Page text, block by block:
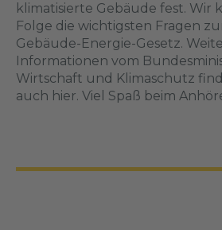
klimatisierte Gebäude fest. Wir
Folge die wichtigsten Fragen
Gebäude-Energie-Gesetz.
Informationen vom
Wirtschaft und Klimaschutz
auch hier. Viel Spaß beim